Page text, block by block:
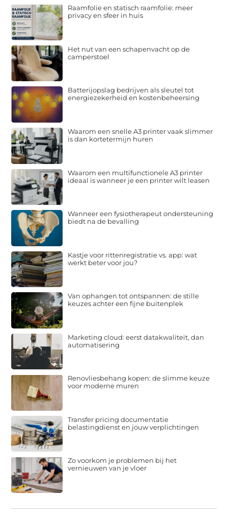
Raamfolie en statisch raamfolie: meer
privacy en sfeer in huis
Het nut van een schapenvacht op de
camperstoel
Batterijopslag bedrijven als sleutel tot
energiezekerheid en kostenbeheersing
Waarom een snelle A3 printer vaak slimmer
is dan kortetermijn huren
Waarom een multifunctionele A3 printer
ideaal is wanneer je een printer wilt leasen
Wanneer een fysiotherapeut ondersteuning
biedt na de bevalling
Kastje voor rittenregistratie vs. app: wat
werkt beter voor jou?
Van ophangen tot ontspannen: de stille
keuzes achter een fijne buitenplek
Marketing cloud: eerst datakwaliteit, dan
automatisering
Renovliesbehang kopen: de slimme keuze
voor moderne muren
Transfer pricing documentatie
belastingdienst en jouw verplichtingen
Zo voorkom je problemen bij het
vernieuwen van je vloer